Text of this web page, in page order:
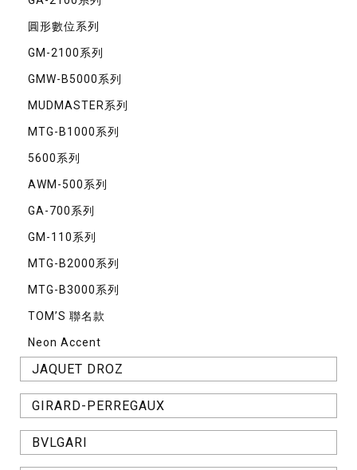
圓形數位系列
GM-2100系列
GMW-B5000系列
MUDMASTER系列
MTG-B1000系列
5600系列
AWM-500系列
GA-700系列
GM-110系列
MTG-B2000系列
MTG-B3000系列
TOM’S 聯名款
Neon Accent
JAQUET DROZ
GIRARD-PERREGAUX
BVLGARI